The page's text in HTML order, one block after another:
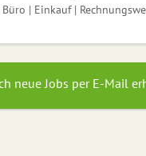
Büro | Einkauf |
neue Jobs per E-Mail